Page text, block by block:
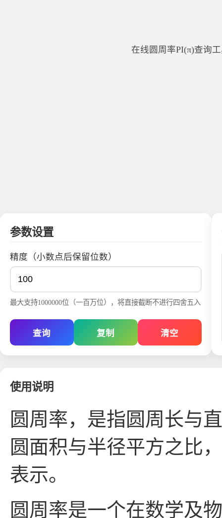
在线圆周率PI(π)查询
参数设置
精度（小数点后保留位数）
最大支持1000000位（一百万位），将直接截断不进行四舍五入
查询 复制 清空
使用说明
圆周率，是指圆周长与
圆面积与半径平方之比
表示。
圆周率是一个在数学及